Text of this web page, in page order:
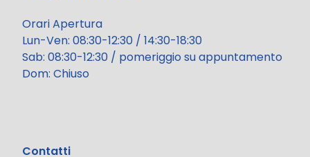
Orari Apertura
Lun-Ven: 08:30-12:30 / 14:30-18:30
Sab: 08:30-12:30 / pomeriggio su appuntamento
Dom: Chiuso
Contatti